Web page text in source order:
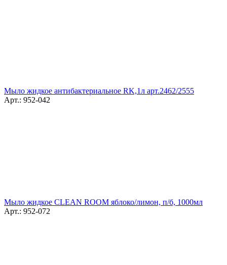
Мыло жидкое антибактериальное RK,1л арт.2462/2555
Арт.: 952-042
Мыло жидкое CLEAN ROOM яблоко/лимон, п/б, 1000мл
Арт.: 952-072